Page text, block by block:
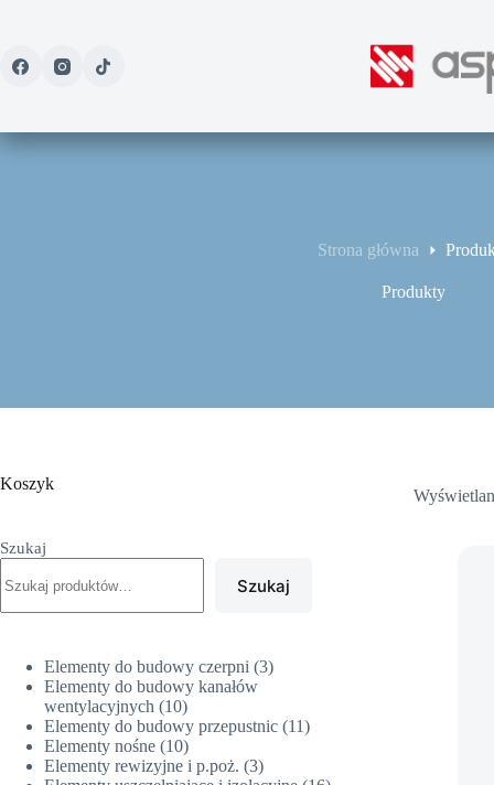
Strona główna
Produkty
Koszyk
Szukaj
Szukaj
Elementy do budowy czerpni 33
Elementy do budowy kanałów
wentylacyjnych
1010
produktów
Elementy do budowy przepustnic 1111
Elementy nośne 1010
produktów
Elementy rewizyjne i p.poż. 33